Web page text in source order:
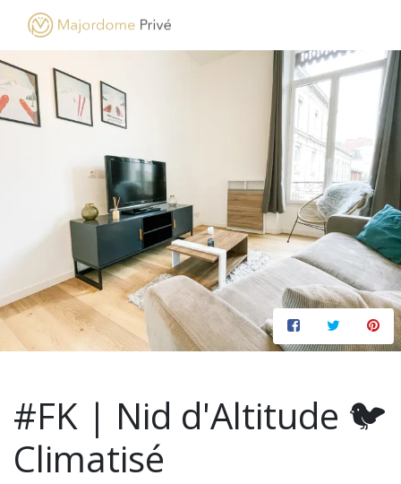
#FK | Nid d'Altitude 🐦
Climatisé